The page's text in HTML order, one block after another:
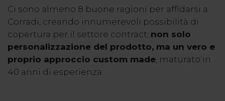
Ci sono almeno 8 buone ragioni per affidarsi a
Corradi, creando innumerevoli possibilità di
copertura per il settore contract; non solo
personalizzazione del prodotto, ma un vero e
proprio approccio custom made , maturato in
40 anni di esperienza: